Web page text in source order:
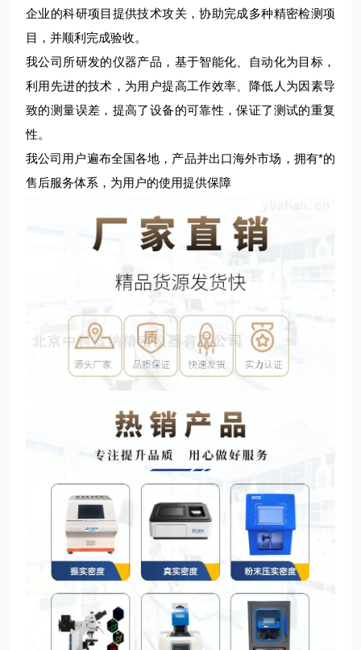
企业的科研项目提供技术攻关，协助完成多种精密检测项
目，并顺利完成验收。
我公司所研发的仪器产品，基于智能化、自动化为目标，
利用先进的技术，为用户提高工作效率、降低人为因素导
致的测量误差，提高了设备的可靠性，保证了测试的重复
性。
我公司用户遍布全国各地，产品并出口海外市场，拥有*的
售后服务体系，为用户的使用提供保障